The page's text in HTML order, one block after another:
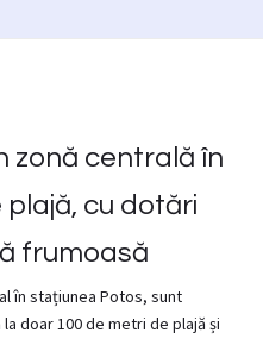
zonă centrală în
cu dotări
frumoasă
în stațiunea Potos, sunt
doar 100 de metri de plajă și